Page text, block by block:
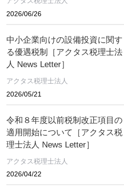
2026/06/26
中小企業向けの設備投資に関す
る優遇税制［アクタス税理士法
人 News Letter］
アクタス税理士法人
2026/05/21
令和８年度以前税制改正項目の
適用開始について［アクタス税
理士法人 News Letter］
アクタス税理士法人
2026/04/22